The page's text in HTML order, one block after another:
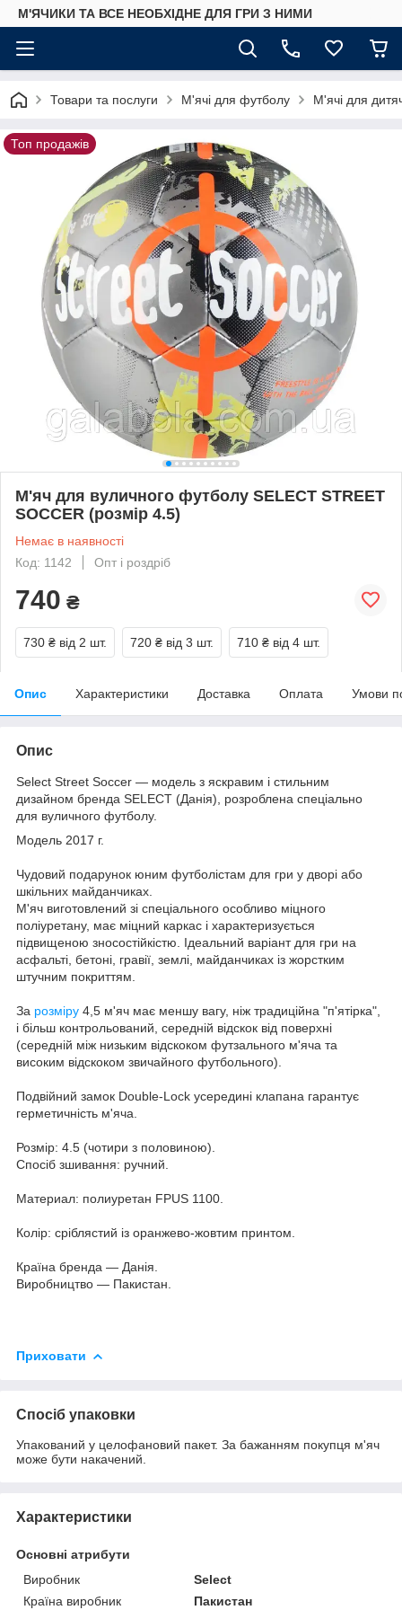
М'ЯЧИКИ ТА ВСЕ НЕОБХІДНЕ ДЛЯ ГРИ З НИМИ
Товари та послуги М'ячі для футболу М'ячі для
Топ продажів
М'яч для вуличного футболу SELECT STREET
SOCCER (розмір 4.5)
Немає в наявності
Код: 1142
Опт і роздріб
740 ₴
730 ₴ від 2 шт. 720 ₴ від 3 шт. 710 ₴ від 4 шт.
Опис Характеристики Доставка Оплата Умови
Опис
Select Street Soccer — модель з яскравим і стильним
дизайном бренда SELECT (Данія), розроблена спеціально
для вуличного футболу.
Модель 2017 г.
Чудовий подарунок юним футболістам для гри у дворі або
шкільних майданчиках.
М'яч виготовлений зі спеціального особливо міцного
поліуретану, має міцний каркас і характеризується
підвищеною зносостійкістю. Ідеальний варіант для гри на
асфальті, бетоні, гравії, землі, майданчиках із жорстким
штучним покриттям.
За розміру 4,5 м'яч має меншу вагу, ніж традиційна "п'ятірка",
і більш контрольований, середній відскок від поверхні
(середній між низьким відскоком футзального м'яча та
високим відскоком звичайного футбольного).
Подвійний замок Double-Lock усередині клапана гарантує
герметичність м'яча.
Розмір: 4.5 (чотири з половиною).
Спосіб зшивання: ручний.
Материал: полиуретан FPUS 1100.
Колір: сріблястий із оранжево-жовтим принтом.
Країна бренда — Данія.
Виробництво — Пакистан.
Приховати
Спосіб упаковки
Упакований у целофановий пакет. За бажанням покупця м'яч
може бути накачений.
Характеристики
Основні атрибути
Виробник
Select
Країна виробник
Пакистан